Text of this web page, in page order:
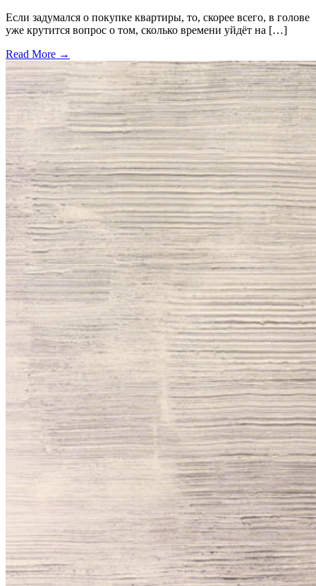
Если задумался о покупке квартиры, то, скорее всего, в голове
уже крутится вопрос о том, сколько времени уйдёт на […]
Read More →